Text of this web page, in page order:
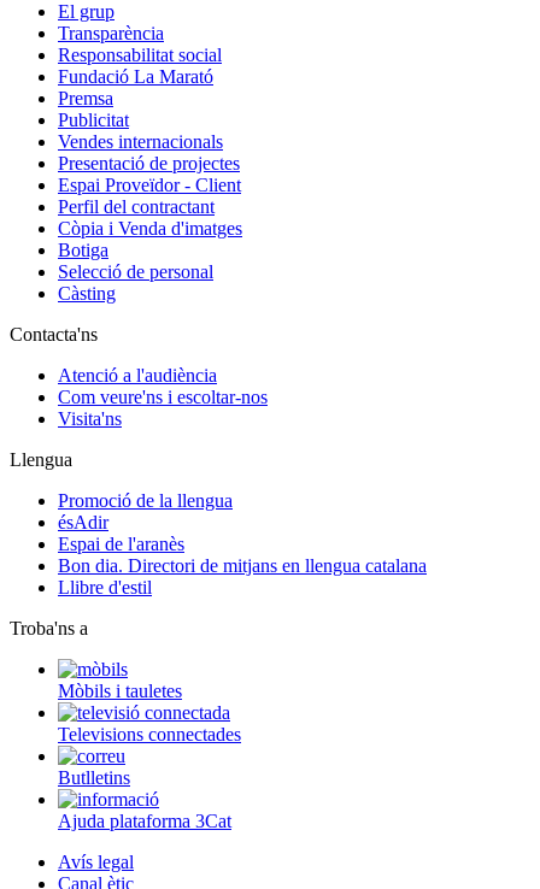
El grup
Transparència
Responsabilitat social
Fundació La Marató
Premsa
Publicitat
Vendes internacionals
Presentació de projectes
Espai Proveïdor - Client
Perfil del contractant
Còpia i Venda d'imatges
Botiga
Selecció de personal
Càsting
Contacta'ns
Atenció a l'audiència
Com veure'ns i escoltar-nos
Visita'ns
Llengua
Promoció de la llengua
ésAdir
Espai de l'aranès
Bon dia. Directori de mitjans en llengua catalana
Llibre d'estil
Troba'ns a
Mòbils i tauletes
Televisions connectades
Butlletins
Ajuda plataforma 3Cat
Avís legal
Canal ètic